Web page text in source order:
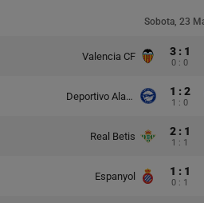
Sobota, 23
Valencia CF 3 : 1
0 : 0
Deportivo Alaves 1 : 2
1 : 0
Real Betis 2 : 1
1 : 1
Espanyol 1 : 1
0 : 1